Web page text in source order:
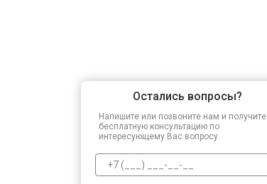
Остались вопросы?
Напишите или позвоните нам и получите
бесплатную консультацию по
интересующему Вас вопросу.